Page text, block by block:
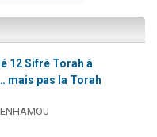
12 Sifré Torah à
mais pas la Torah